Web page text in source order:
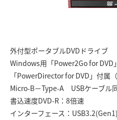
外付型ポータブルDVDドライブ
Windows用「Power2Go for DVD
「PowerDirector for DVD」付属
Micro-B－Type-A USBケーブル
書込速度DVD-R：8倍速
インターフェース：USB3.2(Gen1)